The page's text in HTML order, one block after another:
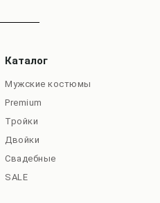
Каталог
Мужские костюмы
Premium
Тройки
Двойки
Свадебные
SALE